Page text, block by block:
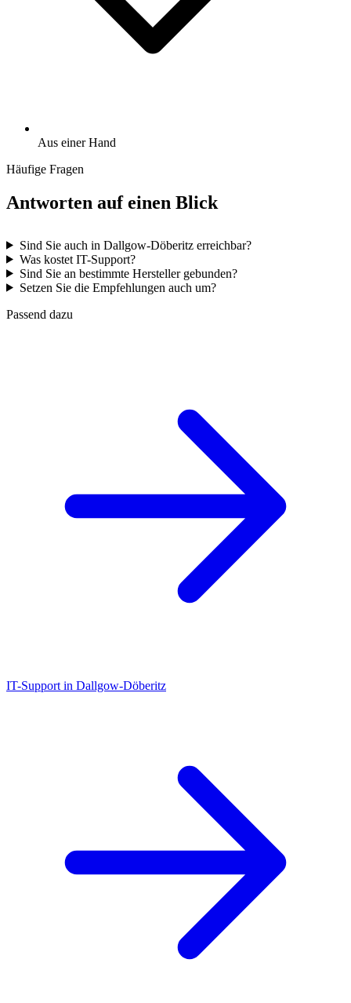
Aus einer Hand
Häufige Fragen
Antworten auf einen Blick
Sind Sie auch in Dallgow-Döberitz erreichbar?
Was kostet IT-Support?
Sind Sie an bestimmte Hersteller gebunden?
Setzen Sie die Empfehlungen auch um?
Passend dazu
IT-Support in Dallgow-Döberitz